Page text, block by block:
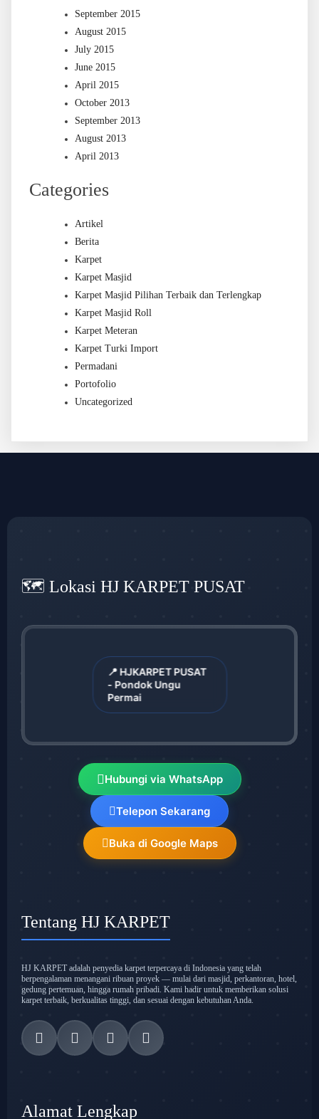
September 2015
August 2015
July 2015
June 2015
April 2015
October 2013
September 2013
August 2013
April 2013
Categories
Artikel
Berita
Karpet
Karpet Masjid
Karpet Masjid Pilihan Terbaik dan Terlengkap
Karpet Masjid Roll
Karpet Meteran
Karpet Turki Import
Permadani
Portofolio
Uncategorized
🗺️ Lokasi HJ KARPET PUSAT
📍 HJKARPET PUSAT
- Pondok Ungu
Permai
Hubungi via WhatsApp
Telepon Sekarang
Buka di Google Maps
Tentang HJ KARPET
HJ KARPET adalah penyedia karpet terpercaya di Indonesia yang telah
berpengalaman menangani ribuan proyek — mulai dari masjid, perkantoran, hotel,
gedung pertemuan, hingga rumah pribadi. Kami hadir untuk memberikan solusi
karpet terbaik, berkualitas tinggi, dan sesuai dengan kebutuhan Anda.
Alamat Lengkap